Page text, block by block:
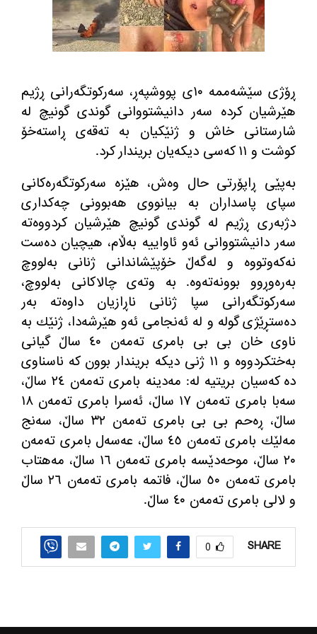
ڕۆژی سێشه‌ممه‌ ١٠ی پووشپه‌ڕ، سه‌ركوتگه‌رانی ڕژیم
هێرشیان كرده‌ سه‌ر دانیشتووانی گوندی گونیچ له‌
شارستانی خاش و ژنێكیان به‌ ته‌قه‌ی ڕاسته‌خۆ
كوشت و ١١ كه‌سی دیكه‌یان بریندار كرد
.
به‌پێی ڕاپۆرتی حال وه‌ش، هێزه‌ سه‌ركوتگه‌ره‌كانی
سپای پاسداران به‌ بیانووی هه‌بوونی چه‌كداری
دژبه‌ری ڕژیم له‌ گوندی گونیچ هێرشیان كردووه‌ته‌
سه‌ر دانیشتووانی ئه‌و ئاواییه‌ به‌ڵام، هیچیان ده‌ست
نه‌كه‌وتووه‌ و له‌گه‌ڵ خۆپێشاندانی ژنانی به‌لووچ
به‌ره‌وڕوو بوونه‌ته‌وه‌. به‌ وته‌ی چالاكانی به‌لووچ،
سه‌ركوتگه‌رانی سپا ژنانی ناڕازیان داوه‌ته‌ به‌ر
ده‌ستڕێژی گوله‌ و له‌ ئه‌نجامی ئه‌و هێرشه‌دا، ژنێك به‌
ناوی خان بی بی بامری ته‌مه‌ن ٤٠ ساڵ گیانی
به‌ختكردووه‌ و ١١ ژنی دیكه‌ بریندار بوون كه‌ ناسناوی
ده‌ كه‌سیان بریتیه‌ له‌:
مه‌دینه بامری ته‌مه‌ن ٢٤ ساڵ،
سه‌با بامری ته‌مه‌ن ١٧ ساڵ، ئه‌سرا بامری ته‌مه‌ن ١٨
ساڵ، ڕه‌حم بی بی بامری ته‌مه‌ن ٣٢ ساڵ، سه‌نج
مه‌لێك بامری ته‌مه‌ن ٤٥ ساڵ، عه‌سه‌ل بامری ته‌مه‌ن
٢٠ ساڵ، موحه‌دێسه بامری ته‌مه‌ن ١٦ ساڵ، مه‌هتاب
بامری ته‌مه‌ن ٥٠ ساڵ، فاتمه‌ بامری ته‌مه‌ن ٢٦ ساڵ
و لالی بامری ته‌مه‌ن ٤٠ ساڵ
.
SHARE
0